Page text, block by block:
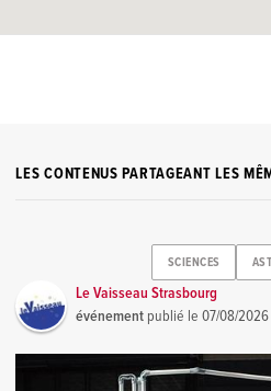
LES CONTENUS PARTAGEANT LES
SCIENCES
Le Vaisseau Strasbourg
événement publié le07/08/2026